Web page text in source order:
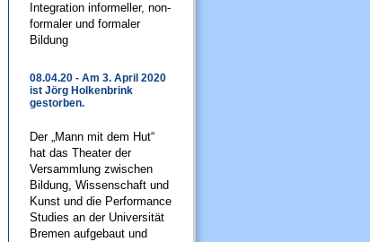
Integration informeller, non-
formaler und formaler
Bildung
08.04.20 - Am 3. April 2020
ist Jörg Holkenbrink
gestorben.
Der „Mann mit dem Hut“
hat das Theater der
Versammlung zwischen
Bildung, Wissenschaft und
Kunst und die Performance
Studies an der Universität
Bremen aufgebaut und